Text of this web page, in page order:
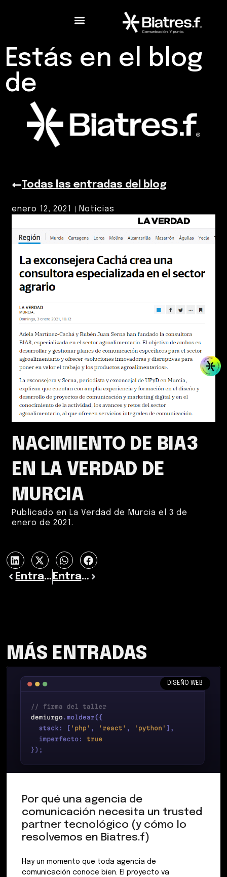
Estás en el blog
de
Todas las entradas del blog
enero 12, 2021 Noticias
NACIMIENTO DE BIA3
EN LA VERDAD DE
MURCIA
Publicado en La Verdad de Murcia el 3 de
enero de 2021.
Entrada previa Entrada siguiente
MÁS ENTRADAS
DISEÑO WEB
Por qué una agencia de
comunicación necesita un trusted
partner tecnológico (y cómo lo
resolvemos en Biatres.f)
Hay un momento que toda agencia de
comunicación conoce bien. El proyecto va